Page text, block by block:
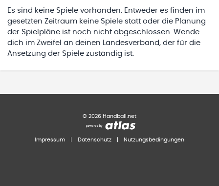
Es sind keine Spiele vorhanden. Entweder es finden im
gesetzten Zeitraum keine Spiele statt oder die Planung
der Spielpläne ist noch nicht abgeschlossen. Wende
dich im Zweifel an deinen Landesverband, der für die
Ansetzung der Spiele zuständig ist.
© 2026 Handball.net
Impressum Datenschutz Nutzungsbedingungen